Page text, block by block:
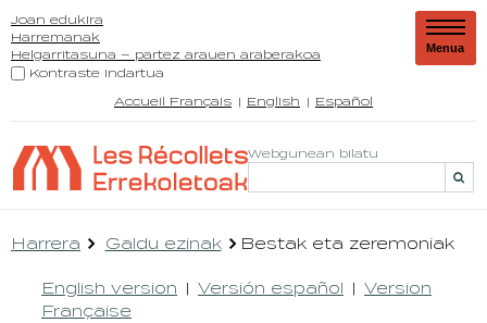
Joan edukira
Harremanak
Helgarritasuna – partez arauen araberakoa
Kontraste indartua
Accueil Français
English Español
Webgunean bilatu
Menua
Harrera Galdu ezinak Bestak eta zeremoniak
English version Versión español
Version
Française